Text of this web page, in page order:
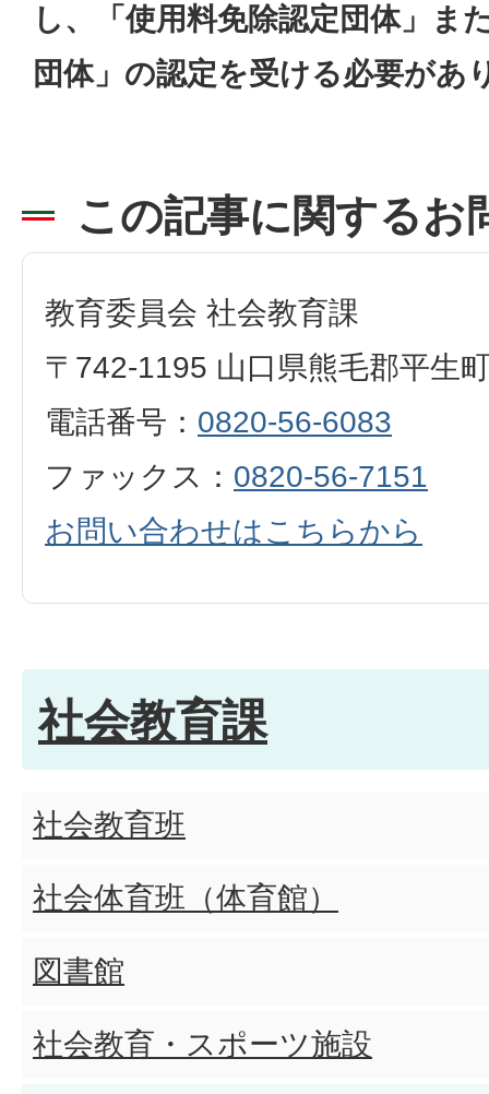
し、「使用料免除認定団体」ま
団体」の認定を受ける必要があ
この記事に関するお
教育委員会 社会教育課
〒742-1195 山口県熊毛郡平生
電話番号： 0820-56-6083
ファックス： 0820-56-7151
お問い合わせはこちらから
社会教育課
社会教育班
社会体育班（体育館）
図書館
社会教育・スポーツ施設